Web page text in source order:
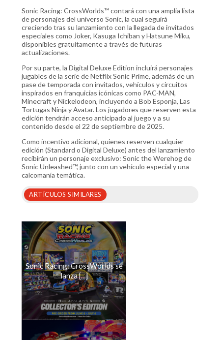
Sonic Racing: CrossWorlds™ contará con una amplia lista
de personajes del universo Sonic, la cual seguirá
creciendo tras su lanzamiento con la llegada de invitados
especiales como Joker, Kasuga Ichiban y Hatsune Miku,
disponibles gratuitamente a través de futuras
actualizaciones.
Por su parte, la Digital Deluxe Edition incluirá personajes
jugables de la serie de Netflix Sonic Prime, además de un
pase de temporada con invitados, vehículos y circuitos
inspirados en franquicias icónicas como PAC-MAN,
Minecraft y Nickelodeon, incluyendo a Bob Esponja, Las
Tortugas Ninja y Avatar. Los jugadores que reserven esta
edición tendrán acceso anticipado al juego y a su
contenido desde el 22 de septiembre de 2025.
Como incentivo adicional, quienes reserven cualquier
edición (Standard o Digital Deluxe) antes del lanzamiento
recibirán un personaje exclusivo: Sonic the Werehog de
Sonic Unleashed™, junto con un vehículo especial y una
calcomanía temática.
ARTÍCULOS SIMILARES
Sonic Racing: CrossWorlds se
lanza [...]